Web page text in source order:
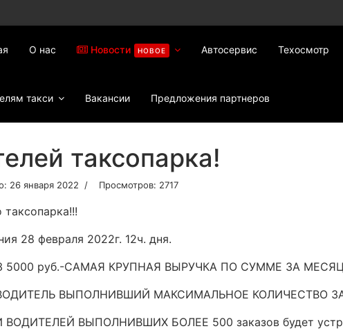
О нас Новости НОВОЕ Автосервис Техосмотр
такси Вакансии Предложения партнеров
таксопарка!
26 января 2022 Просмотров: 2717
28 февраля 2022г. 12ч. дня.
руб.-САМАЯ КРУПНАЯ ВЫРУЧКА ПО СУММЕ ЗА
ВЫПОЛНИВШИЙ МАКСИМАЛЬНОЕ КОЛИЧЕСТВО
ВЫПОЛНИВШИХ БОЛЕЕ 500 заказов будет